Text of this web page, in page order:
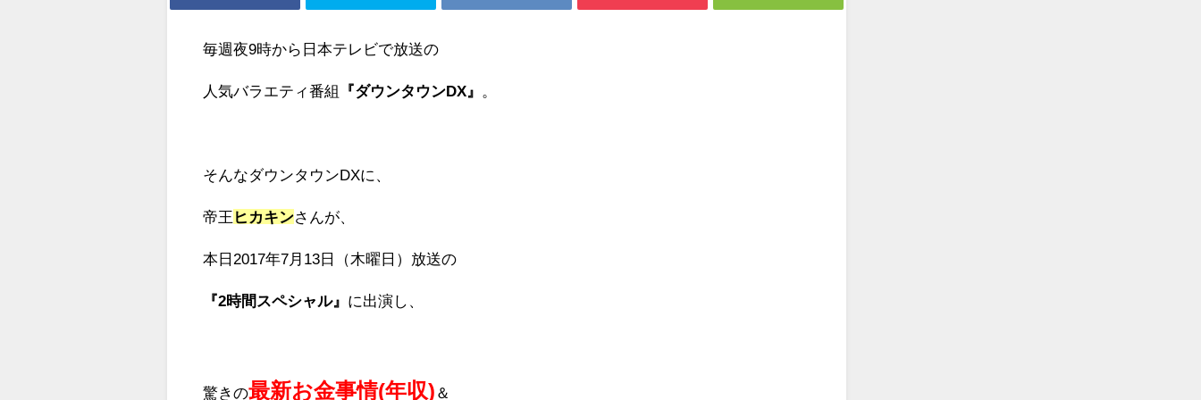
毎週夜9時から日本テレビで放送の
人気バラエティ番組 『ダウンタウンDX』
そんなダウンタウンDXに、
帝王 ヒカキンさんが、
本日2017年7月13日（木曜日）放送の
『2時間スペシャル』 に出演し、
驚きの最新お金事情(年収) ＆